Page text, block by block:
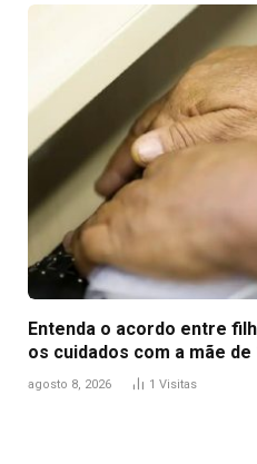
Entenda o acordo entre
os cuidados com a mãe de
agosto 8, 2026 1 Visitas